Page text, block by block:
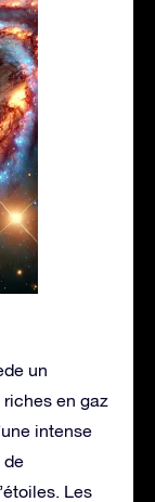
un
en gaz
intense
de
Les